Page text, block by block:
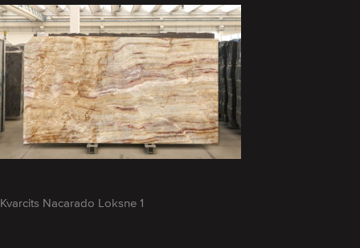
Kvarcits Nacarado Loksne 1